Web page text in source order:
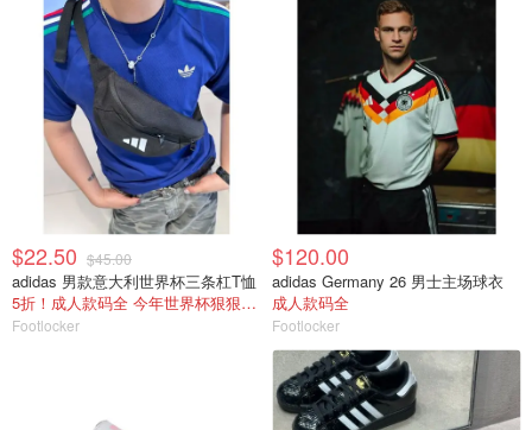
$22.50 $45.00
adidas 男款意大利世界杯三条杠T恤
5折！成人款码全 今年世界杯狠狠买意大利
Footlocker
$120.00
adidas Germany 26 男士主场球衣
成人款码全
Footlocker